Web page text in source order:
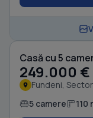
Casă cu 5
249.000 €
Fundeni,
5 camere 110